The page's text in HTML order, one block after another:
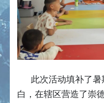
此次活动填补了
白，在辖区营造了崇